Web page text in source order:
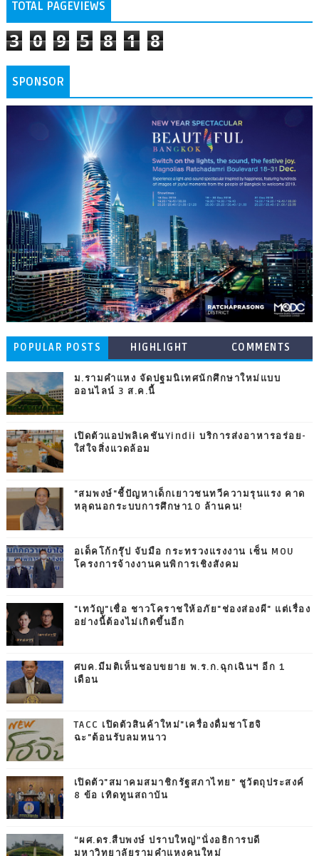
TOTAL PAGEVIEWS
3 0 9 5 8 1 8
SPONSOR
POPULAR POSTS HIGHLIGHT COMMENTS
ม.รามคำแหง จัดปฐมนิเทศนักศึกษาใหม่แบบ
ออนไลน์ 3 ส.ค.นี้
เปิดตัวแอปพลิเคชันYindii บริการส่งอาหารอร่อย-
ใส่ใจสิ่งแวดล้อม
"สมพงษ์"ชี้ปัญหาเด็กเยาวชนทวีความรุนแรง คาด
หลุดนอกระบบการศึกษา10 ล้านคน!
อเด็คโก้กรุ๊ป จับมือ กระทรวงแรงงาน เซ็น MOU
โครงการจ้างงานคนพิการเชิงสังคม
"เทวัญ"เชื่อ ชาวโคราชให้อภัย"ช่องส่องผี" แต่เรื่อง
อย่างนี้ต้องไม่เกิดขึ้นอีก
ศบค.มีมติเห็นชอบขยาย พ.ร.ก.ฉุกเฉินฯ อีก 1
เดือน
TACC เปิดตัวสินค้าใหม่"เครื่องดื่มชาโฮจิ
ฉะ"ต้อนรับลมหนาว
เปิดตัว"สมาคมสมาชิกรัฐสภาไทย" ชูวัตถุประสงค์
8 ข้อ เทิดทูนสถาบัน
“ผศ.ดร.สืบพงษ์ ปราบใหญ่”นั่งอธิการบดี
มหาวิทยาลัยรามคำแหงคนใหม่